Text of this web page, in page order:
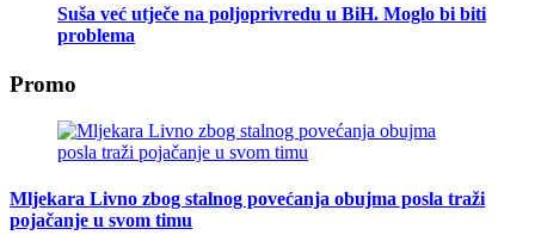
Suša već utječe na poljoprivredu u BiH. Moglo bi biti
problema
Promo
Mljekara Livno zbog stalnog povećanja obujma posla traži
pojačanje u svom timu